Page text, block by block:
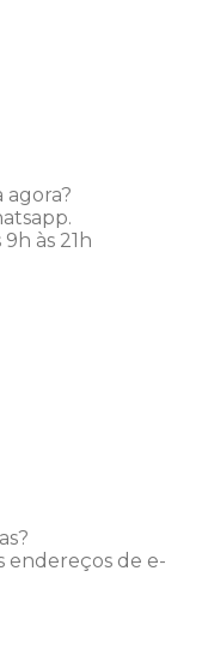
agora?
às 21h
endereços de e-